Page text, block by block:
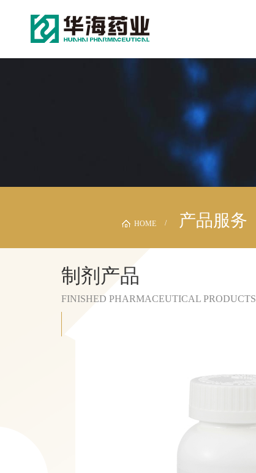
HOME 产品服务
制剂产品
FINISHED PHARMACEUTICAL PRODUCTS